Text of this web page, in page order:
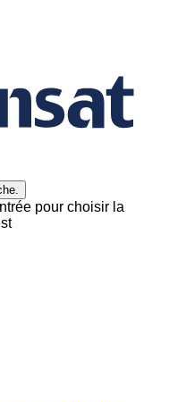
pour choisir la